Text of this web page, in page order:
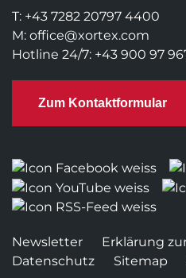
T: +43 7282 20797 4400
M: office@xortex.com
Hotline 24/7: +43 900 97
Zum Kontaktformular
Newsletter
Erklärung
Datenschutz
Sitemap